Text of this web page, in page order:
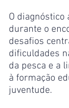
O diagnóstico
durante o
desafios
dificuldades
da pesca e a
à formação
juventude.